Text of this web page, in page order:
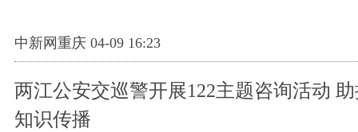
中新网重庆 04-09 16:23
两江公安交巡警开展122主题咨询活动
知识传播